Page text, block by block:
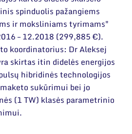
spinduolis pažangiems
ir moksliniams tyrimams"
– 12.2018 (299,885 €).
koordinatorius: Dr Aleksej
skirtas itin didelės energijos
hibridinės technologijos
sukūrimui bei jo
(1 TW) klasės parametrinio